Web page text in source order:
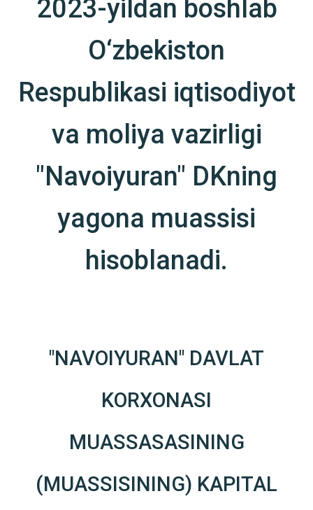
2023-yildan boshlab
O‘zbekiston
Respublikasi iqtisodiyot
va moliya vazirligi
"Navoiyuran" DKning
yagona muassisi
hisoblanadi.
"NAVOIYURAN" DAVLAT
KORXONASI
MUASSASASINING
(MUASSISINING) KAPITAL